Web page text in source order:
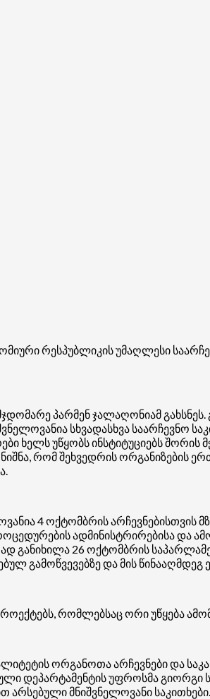
რესპუბლიკის უმაღლესი
პარმენ ჯალაღონიამ
სხვადასხვა საარჩევნო
ხელს უწყობს ინსტიტუციებს
რომ შეხვედრის
4 ოქტომბრის არჩევნებისთვის
ადმინისტრირებისა და
26 ოქტომბრის
გამოწვევებზე და მის
რომლებსაც ორი უწყება
ორგანოთა არჩევნები და
დეპარტამენტის უფროსმა გიორგი
არსებული მნიშვნელოვანი საკითხები.